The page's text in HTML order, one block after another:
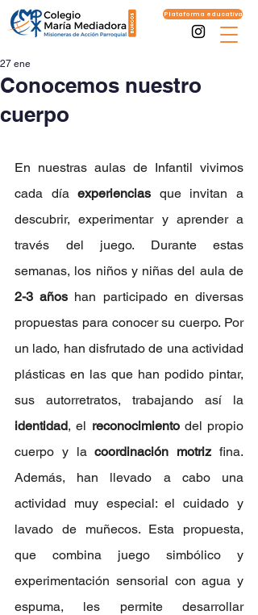
Plataforma educativa
Conocemos nuestro
cuerpo
27 ene
En nuestras aulas de Infantil vivimos
cada día experiencias que invitan a
descubrir, experimentar y aprender a
través del juego. Durante estas
2-3 años han participado en diversas
propuestas para conocer su cuerpo. Por
un lado, han disfrutado de una actividad
plásticas en las que han podido pintar,
identidad, el reconocimiento del propio
cuerpo y la coordinación motriz fina.
Además, han llevado a cabo una
actividad muy especial: el cuidado y
lavado de muñecos. Esta propuesta,
que combina juego simbólico y
experimentación sensorial con agua y
espuma, les permite desarrollar